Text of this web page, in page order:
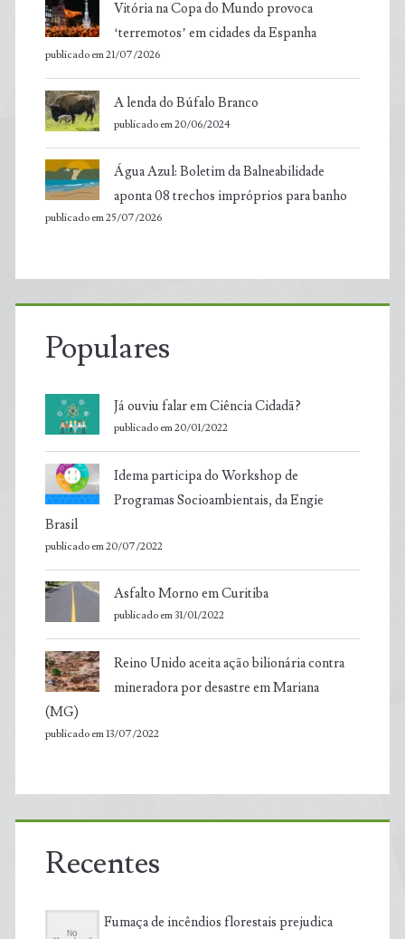
Vitória na Copa do Mundo provoca
‘terremotos’ em cidades da Espanha
publicado em 21/07/2026
A lenda do Búfalo Branco
publicado em 20/06/2024
Água Azul: Boletim da Balneabilidade
aponta 08 trechos impróprios para banho
publicado em 25/07/2026
Populares
Já ouviu falar em Ciência Cidadã?
publicado em 20/01/2022
Idema participa do Workshop de
Programas Socioambientais, da Engie
Brasil
publicado em 20/07/2022
Asfalto Morno em Curitiba
publicado em 31/01/2022
Reino Unido aceita ação bilionária contra
mineradora por desastre em Mariana
(MG)
publicado em 13/07/2022
Recentes
Fumaça de incêndios florestais prejudica